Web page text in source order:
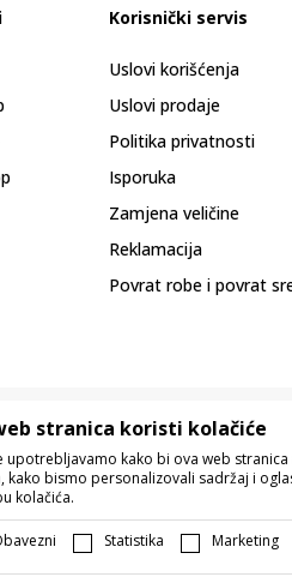
Korisnički servis
Uslovi korišćenja
Uslovi prodaje
Politika privatnosti
Isporuka
Zamjena veličine
Reklamacija
Povrat robe i povrat
Nastojimo da budemo što precizniji u
Svi artikli prikazani na sajtu su dio
stranica koristi kolačiće
upotrebljavamo kako bi ova web
kako bismo personalizovali sadržaj i
kolačića.
Statistika Marketing